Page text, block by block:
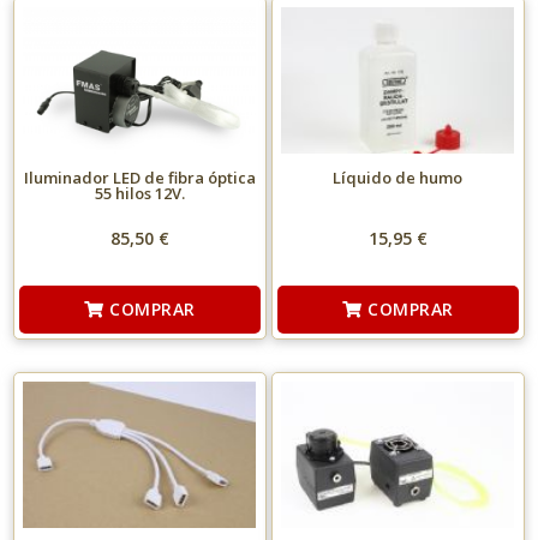
Iluminador LED de fibra óptica
55 hilos 12V.
85,50 €
COMPRAR
Líquido de humo
15,95 €
COMPRAR